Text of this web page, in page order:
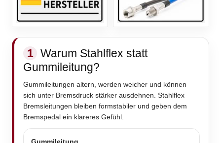
1 Warum Stahlflex statt
Gummileitung?
Gummileitungen altern, werden weicher und können
sich unter Bremsdruck stärker ausdehnen. Stahlflex
Bremsleitungen bleiben formstabiler und geben dem
Bremspedal ein klareres Gefühl.